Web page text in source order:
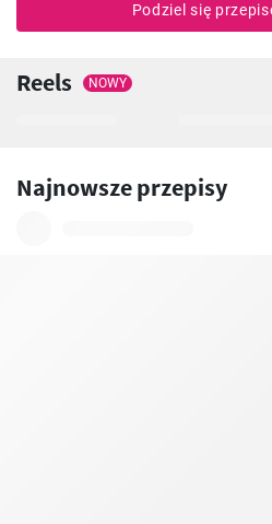
Podziel się
Reels NOWY
Najnowsze przepisy